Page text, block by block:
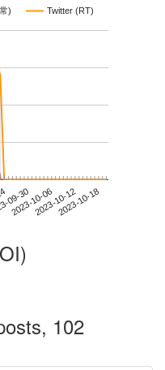
) Twitter (RT)
09-30
2023-10-062023-10-122023-10-18
102